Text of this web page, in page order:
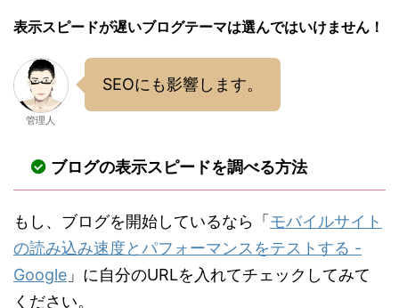
表示スピードが遅いブログテーマは選んではいけません！
管理人
SEOにも影響します。
ブログの表示スピードを調べる方法
もし、ブログを開始しているなら「 モバイルサイト
の読み込み速度とパフォーマンスをテストする -
Google 」に自分のURLを入れてチェックしてみて
ください。